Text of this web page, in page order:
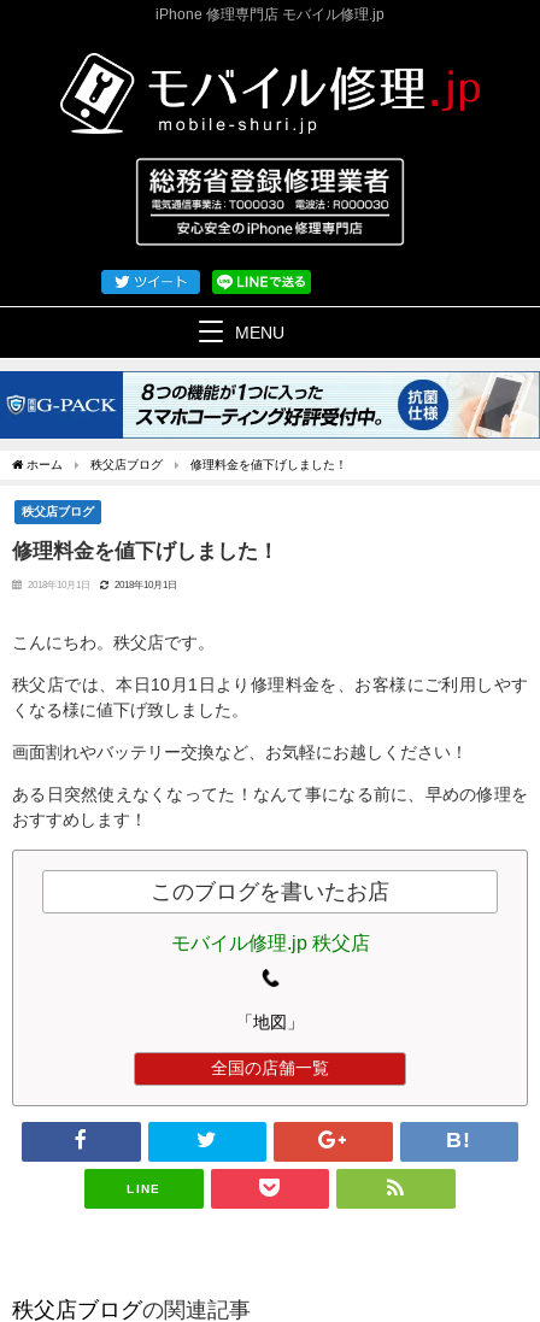
iPhone 修理専門店 モバイル修理.jp
MENU
ホーム 秩父店ブログ 修理料金を値下げしました！
秩父店ブログ
修理料金を値下げしました！
2018年10月1日 2018年10月1日
こんにちわ。秩父店です。
秩父店では、本日10月1日より修理料金を、お客様にご利用しやす
くなる様に値下げ致しました。
画面割れやバッテリー交換など、お気軽にお越しください！
ある日突然使えなくなってた！なんて事になる前に、早めの修理を
おすすめします！
このブログを書いたお店
モバイル修理.jp 秩父店
「地図」
全国の店舗一覧
LINE
秩父店ブログの関連記事